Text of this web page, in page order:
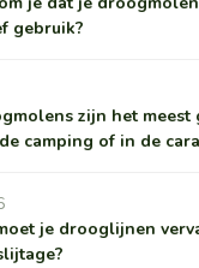
gebruik?
zijn het meest
camping of in de
je drooglijnen